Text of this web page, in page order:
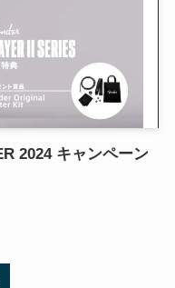
2024 キャンペーン